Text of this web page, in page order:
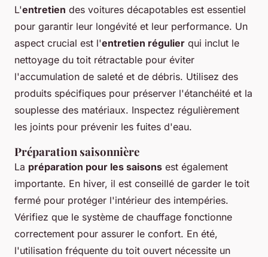
L'entretien des voitures décapotables est essentiel
pour garantir leur longévité et leur performance. Un
aspect crucial est l'entretien régulier qui inclut le
nettoyage du toit rétractable pour éviter
l'accumulation de saleté et de débris. Utilisez des
produits spécifiques pour préserver l'étanchéité et la
souplesse des matériaux. Inspectez régulièrement
les joints pour prévenir les fuites d'eau.
Préparation saisonnière
La préparation pour les saisons est également
importante. En hiver, il est conseillé de garder le toit
fermé pour protéger l'intérieur des intempéries.
Vérifiez que le système de chauffage fonctionne
correctement pour assurer le confort. En été,
l'utilisation fréquente du toit ouvert nécessite un